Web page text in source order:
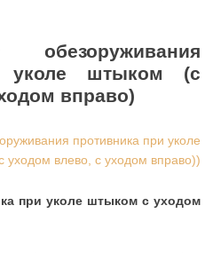
уколе штыком (с
вправо)
противника при уколе
уходом влево, с уходом вправо))
при уколе штыком с уходом